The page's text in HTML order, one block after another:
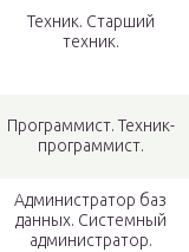
Техник. Старший
техник.
Программист. Техник-
программист.
Администратор баз
данных. Системный
администратор.